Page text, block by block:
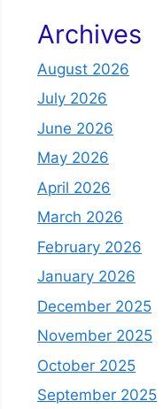
Archives
August 2026
July 2026
June 2026
May 2026
April 2026
March 2026
February 2026
January 2026
December 2025
November 2025
October 2025
September 2025